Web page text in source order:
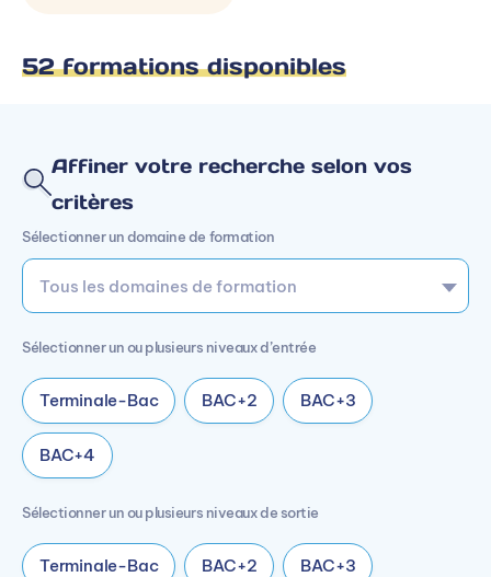
52 formations disponibles
Affiner votre recherche selon vos
critères
Sélectionner un domaine de formation
Sélectionner un ou plusieurs niveaux d’entrée
Terminale-Bac BAC+2 BAC+3
BAC+4
Sélectionner un ou plusieurs niveaux de sortie
Terminale-Bac BAC+2 BAC+3